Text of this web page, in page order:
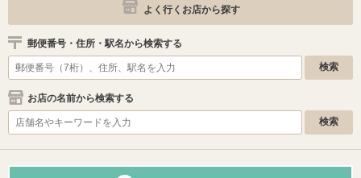
よく行くお店から探す
郵便番号・住所・駅名から検索する
お店の名前から検索する